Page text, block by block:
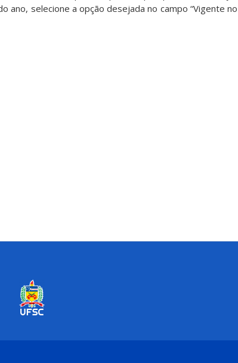
selecione a opção desejada no campo “Vigente no